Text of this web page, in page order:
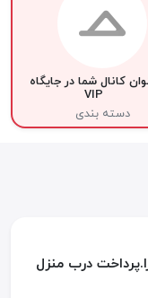
کانال شما در جایگاه
VIP
دسته بندی
درب منزل